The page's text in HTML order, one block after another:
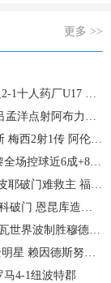
更多 >>
赵松源登场1分钟传射
米破门 将战A组第2
射1传 阿伦助攻戴帽
近6成+8射3正未果
主 福纳尔斯1射2传
点+点射拉莫斯登场
德里克时隔614天复出
里破门塞梅尼奥助攻
马4-1纽波特郡